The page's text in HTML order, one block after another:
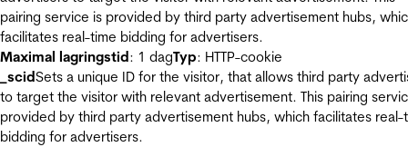
pairing service is provided by third party advertisement hubs,
facilitates real-time bidding for advertisers.
Maximal lagringstid: 1 dagTyp: HTTP-cookie
_scidSets a unique ID for the visitor, that allows third party
to target the visitor with relevant advertisement. This pairing
provided by third party advertisement hubs, which facilitates real-
bidding for advertisers.